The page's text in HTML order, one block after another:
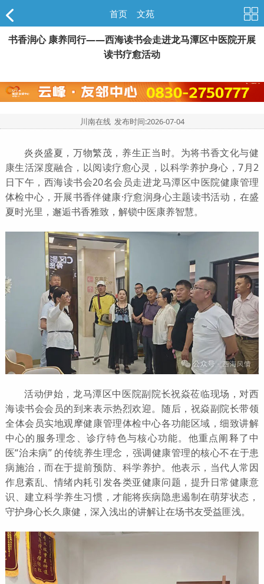
首页 文苑
书香润心 康养同行——西海读书会走进龙马潭区中医院开展
读书疗愈活动
川南在线 发布时间:2026-07-04
炎炎盛夏，万物繁茂，养生正当时。为将书香文化与健
康生活深度融合，以阅读疗愈心灵，以科学养护身心，7月2
日下午，西海读书会20名会员走进龙马潭区中医院健康管理
体检中心，开展书香伴健康·疗愈润身心主题读书活动，在盛
夏时光里，邂逅书香雅致，解锁中医康养智慧。
活动伊始，龙马潭区中医院副院长祝焱莅临现场，对西
海读书会会员的到来表示热烈欢迎。随后，祝焱副院长带领
全体会员实地观摩健康管理体检中心各功能区域，细致讲解
中心的服务理念、诊疗特色与核心功能。他重点阐释了中
医“治未病” 的传统养生理念，强调健康管理的核心不在于患
病施治，而在于提前预防、科学养护。他表示，当代人常因
作息紊乱、情绪内耗引发各类亚健康问题，提升日常健康意
识、建立科学养生习惯，才能将疾病隐患遏制在萌芽状态，
守护身心长久康健，深入浅出的讲解让在场书友受益匪浅。